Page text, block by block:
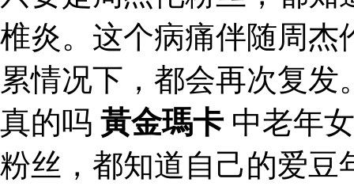
椎炎。这个病痛伴随周杰
累情况下，都会再次复发
真的吗 黃金瑪卡 中老年
粉丝，都知道自己的爱豆